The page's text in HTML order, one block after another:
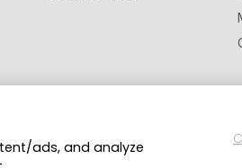
Politique de confidentialité
ads, and analyze